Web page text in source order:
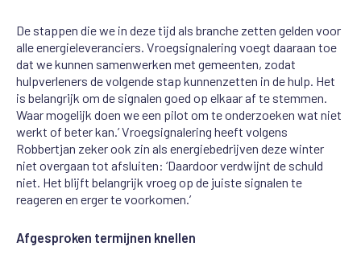
De stappen die we in deze tijd als branche zetten gelden voor
alle energieleveranciers. Vroegsignalering voegt daaraan toe
dat we kunnen samenwerken met gemeenten, zodat
hulpverleners de volgende stap kunnenzetten in de hulp. Het
is belangrijk om de signalen goed op elkaar af te stemmen.
Waar mogelijk doen we een pilot om te onderzoeken wat niet
werkt of beter kan.’Vroegsignalering heeft volgens
Robbertjan zekerook zin als energiebedrijven deze winter
niet overgaan tot afsluiten: ‘Daardoor verdwijnt de schuld
niet. Het blijft belangrijk vroeg op de juiste signalen te
reageren en erger te voorkomen .’
Afgesproken termijnen knellen